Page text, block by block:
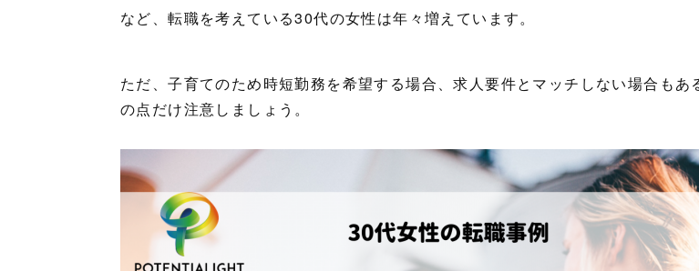
など、転職を考えている30代の女性は年々増えています。
ただ、子育てのため時短勤務を希望する場合、求人要件とマッチしない場合もあ
の点だけ注意しましょう。